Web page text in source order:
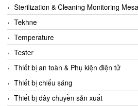
CAPS
CAREL Parts
CCS
CD Automation
CEAG Sicherheitst
CEIA Vietnam
Celduc Vietnam
Sterilization & Cleaning Monitoring
Tekhne
Temperature
Tester
Thiết bị an toàn & Phụ kiện điện tử
Thiết bị chiếu sáng
Thiết bị dây chuyền sản xuất